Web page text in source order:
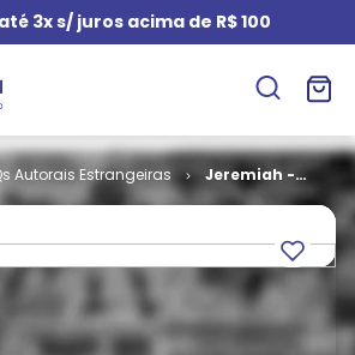
3x s/ juros acima de R$ 100
Autorais Estrangeiras
Jeremiah -
Mercenários